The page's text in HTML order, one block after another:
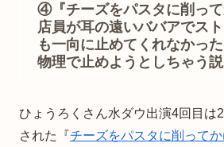
④『チーズをパスタに削っ
店員が耳の遠いババアでス
も一向に止めてくれなかっ
物理で止めようとしちゃう説
ひょうろくさん水ダウ出演4回目は
された『チーズをパスタに削って